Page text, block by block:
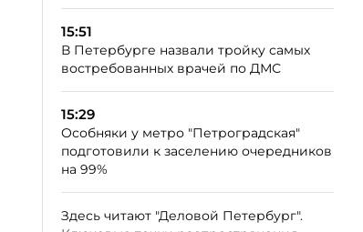
15:51
В Петербурге назвали тройку самых
востребованных врачей по ДМС
15:29
Особняки у метро "Петроградская"
подготовили к заселению очередников
на 99%
Здесь читают "Деловой Петербург".